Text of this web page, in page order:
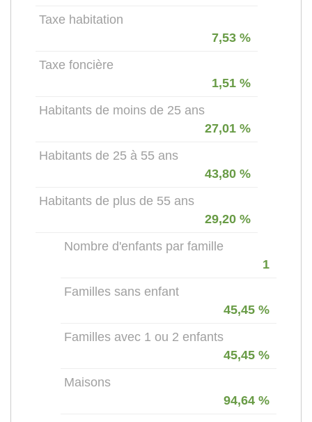
Taxe habitation
7,53 %
Taxe foncière
1,51 %
Habitants de moins de 25 ans
27,01 %
Habitants de 25 à 55 ans
43,80 %
Habitants de plus de 55 ans
29,20 %
Nombre d'enfants par famille
1
Familles sans enfant
45,45 %
Familles avec 1 ou 2 enfants
45,45 %
Maisons
94,64 %